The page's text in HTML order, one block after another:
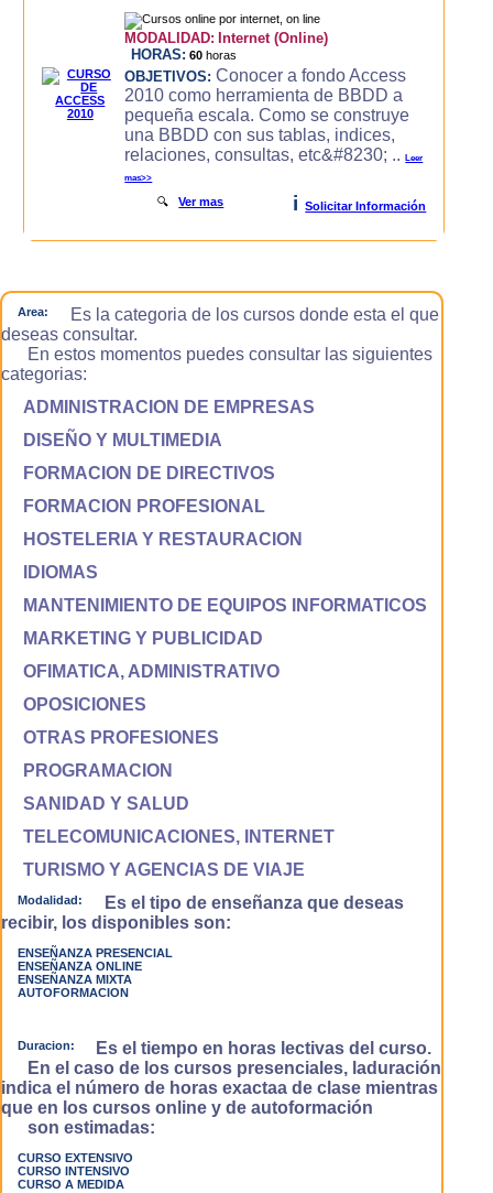
MODALIDAD: Internet (Online)
HORAS: 60 horas
OBJETIVOS: Conocer a fondo Access
2010 como herramienta de BBDD a
pequeña escala. Como se construye
una BBDD con sus tablas, indices,
relaciones, consultas, etc&#8230; ..Leer
mas>>
🔍Ver mas i Solicitar Información
Area:
Es la categoria de los cursos donde esta el que
deseas consultar.
En estos momentos puedes consultar las siguientes
categorias:
ADMINISTRACION DE EMPRESAS
DISEÑO Y MULTIMEDIA
FORMACION DE DIRECTIVOS
FORMACION PROFESIONAL
HOSTELERIA Y RESTAURACION
IDIOMAS
MANTENIMIENTO DE EQUIPOS INFORMATICOS
MARKETING Y PUBLICIDAD
OFIMATICA, ADMINISTRATIVO
OPOSICIONES
OTRAS PROFESIONES
PROGRAMACION
SANIDAD Y SALUD
TELECOMUNICACIONES, INTERNET
TURISMO Y AGENCIAS DE VIAJE
Modalidad:
Es el tipo de enseñanza que deseas
recibir, los disponibles son:
ENSEÑANZA PRESENCIAL
ENSEÑANZA ONLINE
ENSEÑANZA MIXTA
AUTOFORMACION
Duracion:
Es el tiempo en horas lectivas del curso.
En el caso de los cursos presenciales, laduración
indica el número de horas exactaa de clase mientras
que en los cursos online y de autoformación
son estimadas:
CURSO EXTENSIVO
CURSO INTENSIVO
CURSO A MEDIDA